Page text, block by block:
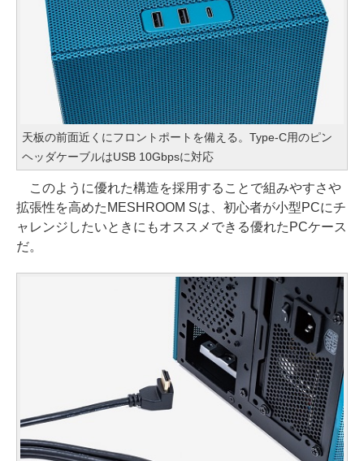
天板の前面近くにフロントポートを備える。Type-C用のピン
ヘッダケーブルはUSB 10Gbpsに対応
このように優れた構造を採用することで組みやすさや
拡張性を高めたMESHROOM Sは、初心者が小型PCにチ
ャレンジしたいときにもオススメできる優れたPCケース
だ。